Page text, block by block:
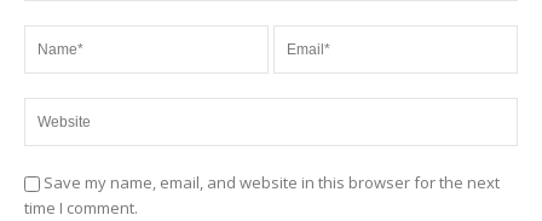
Save my name, email, and website in this browser for the next
time I comment.